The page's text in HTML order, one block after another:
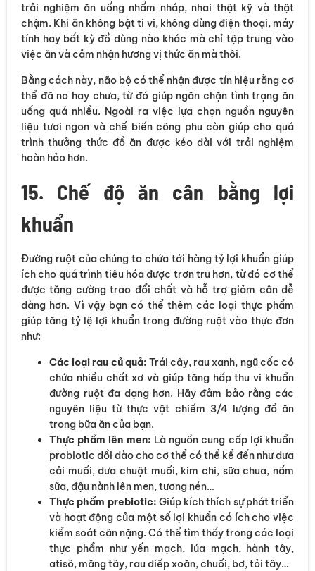
trải nghiệm ăn uống nhấm nháp, nhai thật kỹ và thật
chậm. Khi ăn không bật ti vi, không dùng điện thoại, máy
tính hay bất kỳ đồ dùng nào khác mà chỉ tập trung vào
việc ăn và cảm nhận hương vị thức ăn mà thôi.
Bằng cách này, não bộ có thể nhận được tín hiệu rằng cơ
thể đã no hay chưa, từ đó giúp ngăn chặn tình trạng ăn
uống quá nhiều. Ngoài ra việc lựa chọn nguồn nguyên
liệu tươi ngon và chế biến công phu còn giúp cho quá
trình thưởng thức đồ ăn được kéo dài với trải nghiệm
hoàn hảo hơn.
15. Chế độ ăn cân bằng lợi
khuẩn
Đường ruột của chúng ta chứa tới hàng tỷ lợi khuẩn giúp
ích cho quá trình tiêu hóa được trơn tru hơn, từ đó cơ thể
được tăng cường trao đổi chất và hỗ trợ giảm cân dễ
dàng hơn. Vì vậy bạn có thể thêm các loại thực phẩm
giúp tăng tỷ lệ lợi khuẩn trong đường ruột vào thực đơn
như:
Các loại rau củ quả: Trái cây, rau xanh, ngũ cốc có
chứa nhiều chất xơ và giúp tăng hấp thu vi khuẩn
đường ruột đa dạng hơn. Hãy đảm bảo rằng các
nguyên liệu từ thực vật chiếm 3/4 lượng đồ ăn
trong bữa ăn của bạn.
Thực phẩm lên men: Là nguồn cung cấp lợi khuẩn
probiotic dồi dào cho cơ thể có thể kể đến như dưa
cải muối, dưa chuột muối, kim chi, sữa chua, nấm
sữa, đậu nành lên men, tương nén…
Thực phẩm prebiotic: Giúp kích thích sự phát triển
và hoạt động của một số lợi khuẩn có ích cho việc
kiểm soát cân nặng. Có thể tìm thấy trong các loại
thực phẩm như yến mạch, lúa mạch, hành tây,
atisô, măng tây, rau diếp xoăn, chuối, bơ, tỏi tây…